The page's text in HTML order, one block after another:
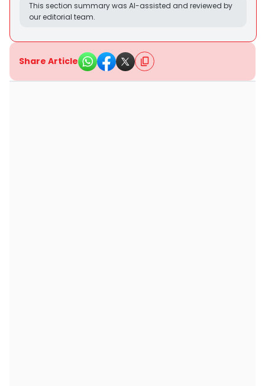
This section summary was AI-assisted and reviewed by
our editorial team.
Share Article